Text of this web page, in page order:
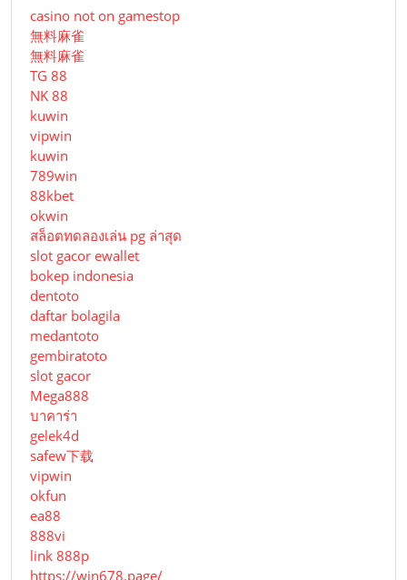
casino not on gamestop
無料麻雀
無料麻雀
TG 88
NK 88
kuwin
vipwin
kuwin
789win
88kbet
okwin
สล็อตทดลองเล่น pg ล่าสุด
slot gacor ewallet
bokep indonesia
dentoto
daftar bolagila
medantoto
gembiratoto
slot gacor
Mega888
บาคาร่า
gelek4d
safew下载
vipwin
okfun
ea88
888vi
link 888p
https://win678.page/